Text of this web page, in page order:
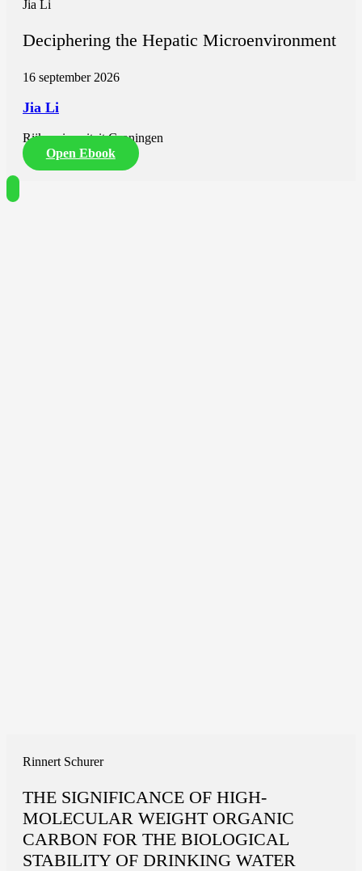
Jia Li
Deciphering the Hepatic Microenvironment
16 september 2026
Jia Li
Rijksuniversiteit Groningen
Open Ebook
Rinnert Schurer
THE SIGNIFICANCE OF HIGH-
MOLECULAR WEIGHT ORGANIC
CARBON FOR THE BIOLOGICAL
STABILITY OF DRINKING WATER